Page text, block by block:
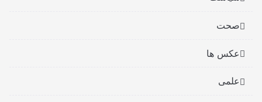
صحت
عکس ها
علمی